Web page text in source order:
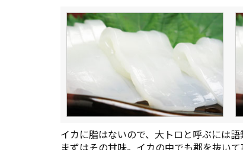
イカに脂はないので、大トロと呼ぶには